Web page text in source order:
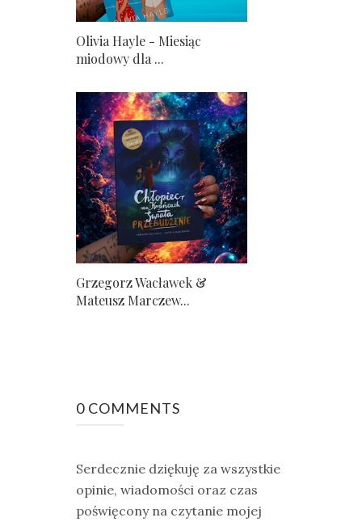
Olivia Hayle - Miesiąc
miodowy dla ...
Grzegorz Wacławek &
Mateusz Marczew...
0 COMMENTS
Serdecznie dziękuję za wszystkie
opinie, wiadomości oraz czas
poświęcony na czytanie mojej